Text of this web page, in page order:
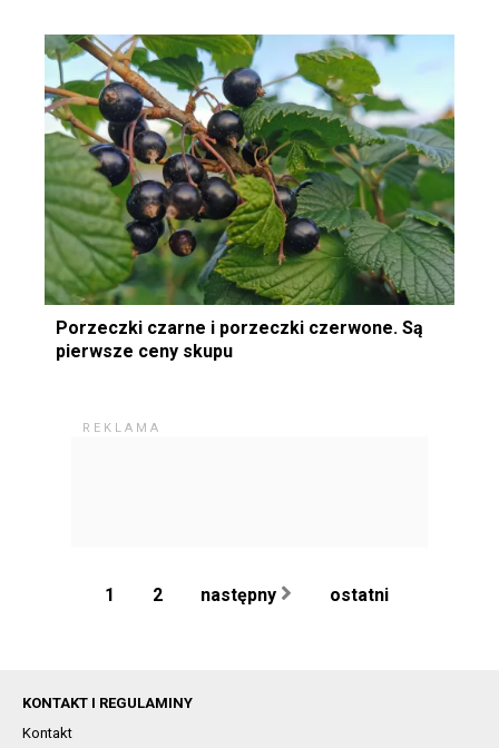
Porzeczki czarne i porzeczki czerwone. Są
pierwsze ceny skupu
1 2 następny ostatni
KONTAKT I REGULAMINY
Kontakt